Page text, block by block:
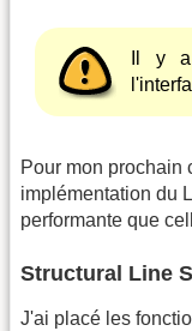
Il y
Pour mon prochain
implémentation du
performante que
Structural Line
J'ai placé les